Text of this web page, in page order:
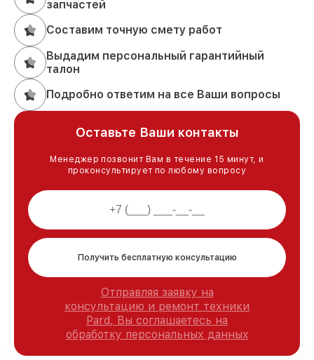
запчастей
Составим точную смету работ
Выдадим персональный гарантийный
талон
Подробно ответим на все Ваши вопросы
Оставьте Ваши контакты
Менеджер позвонит Вам в течение 15 минут, и
проконсультирует по любому вопросу
Получить бесплатную консультацию
Отправляя заявку на
консультацию и ремонт техники
Pard, Вы соглашаетесь на
обработку персональных данных